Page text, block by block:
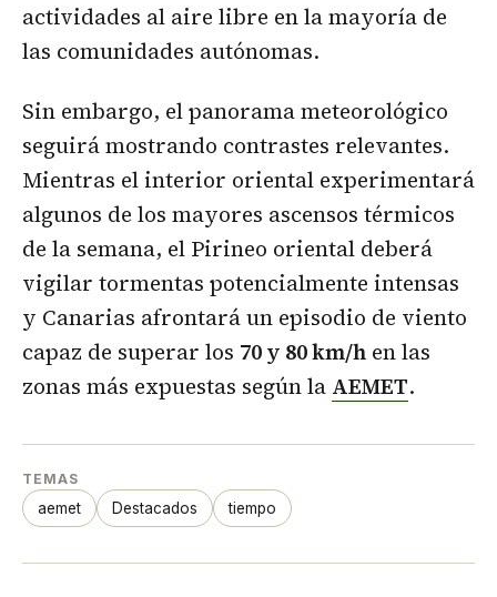
actividades al aire libre en la mayoría de
las comunidades autónomas.
Sin embargo, el panorama meteorológico
seguirá mostrando contrastes relevantes.
Mientras el interior oriental experimentará
algunos de los mayores ascensos térmicos
de la semana, el Pirineo oriental deberá
vigilar tormentas potencialmente intensas
y Canarias afrontará un episodio de viento
capaz de superar los 70 y 80 km/h en las
zonas más expuestas según la AEMET.
TEMAS
aemet Destacados tiempo